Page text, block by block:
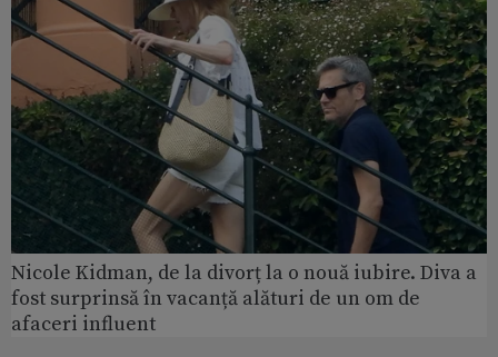
Nicole Kidman, de la divorț la o nouă iubire. Diva a
fost surprinsă în vacanță alături de un om de
afaceri influent